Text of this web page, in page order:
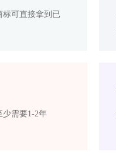
可直接拿到已
少需要1-2年